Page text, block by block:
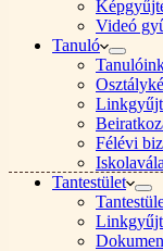
Videó
Tanuló
Félévi
Tantestület